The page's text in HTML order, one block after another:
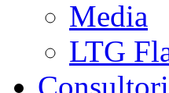
Media
LTG